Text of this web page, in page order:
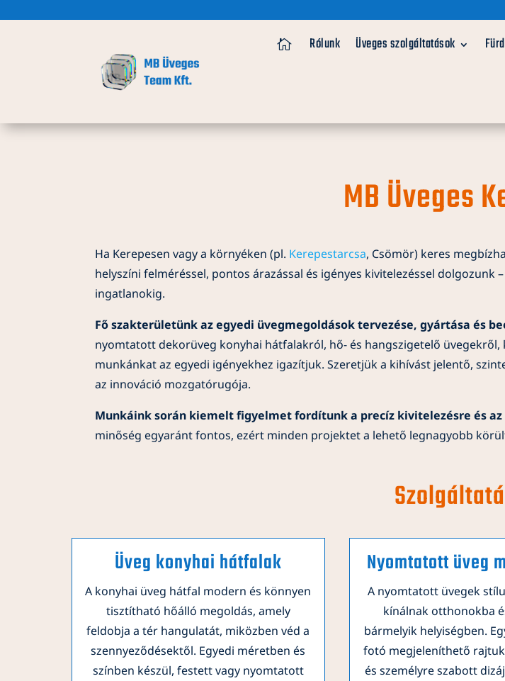
Rólunk Üveges szolgáltatások
MB Üveges
Ha Kerepesen vagy a környéken (pl. Kerepestarcsa, Csömör) keres
helyszíni felméréssel, pontos árazással és igényes kivitelezéssel
ingatlanokig.
Fő szakterületünk az egyedi üvegmegoldások tervezése, gyártása és
nyomtatott dekorüveg konyhai hátfalakról, hő- és hangszigetelő
munkánkat az egyedi igényekhez igazítjuk. Szeretjük a kihívást jelentő,
az innováció mozgatórugója.
Munkáink során kiemelt figyelmet fordítunk a precíz kivitelezésre és
minőség egyaránt fontos, ezért minden projektet a lehető legnagyobb
Üveg konyhai hátfalak
A konyhai üveg hátfal modern és könnyen
tisztítható hőálló megoldás, amely
feldobja a tér hangulatát, miközben véd a
szennyeződésektől. Egyedi méretben és
színben készül, festett vagy nyomtatott
Nyomtatott üveg
A nyomtatott üvegek
kínálnak otthonokba
bármelyik helyiségben.
fotó megjeleníthető
és személyre szabott